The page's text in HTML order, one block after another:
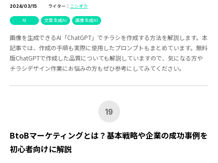
2024/03/15 ライター： ニシオカ
AI 文章生成AI 画像生成AI
画像を生成できるAI「ChatGPT」でチラシを作成する方法を解説します。本
記事では、作成の手順も実際に使用したプロンプトもまとめています。無料
版ChatGPTで作成した品質についても解説していますので、気になる方や
チラシデザイン作業にお悩みの方もぜひ参考にしてみてください。
19
BtoBマーケティングとは？基本戦略や企業の成功事例を
初心者向けに解説